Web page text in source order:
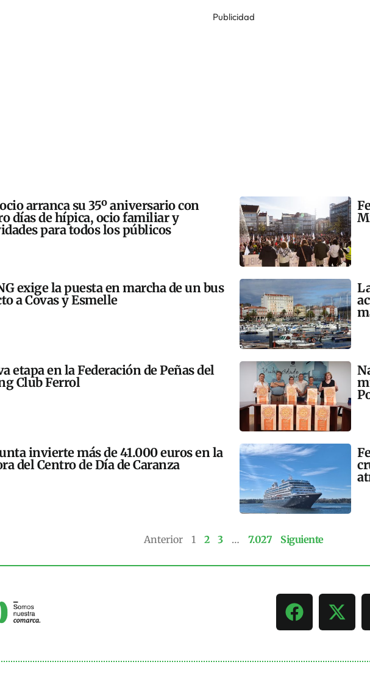
Publicidad
arranca su 35º aniversario con
días de hípica, ocio familiar y
para todos los públicos
exige la puesta en marcha de un bus
a Covas y Esmelle
etapa en la Federación de Peñas del
Club Ferrol
invierte más de 41.000 euros en la
del Centro de Día de Caranza
Anterior 1 2 3 … 7.027 Siguiente